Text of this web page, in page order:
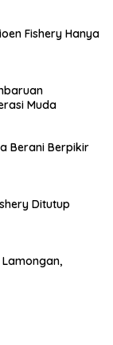
Fishery Hanya
Muda
Berani Berpikir
Ditutup